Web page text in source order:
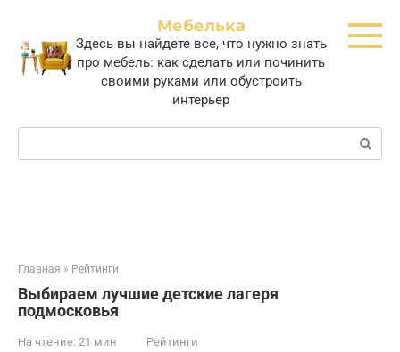
контенту
Мебелька
Здесь вы найдете все, что нужно знать
про мебель: как сделать или починить
своими руками или обустроить
интерьер
Поиск:
Главная » Рейтинги
Выбираем лучшие детские лагеря
подмосковья
На чтение: 21 мин Рейтинги